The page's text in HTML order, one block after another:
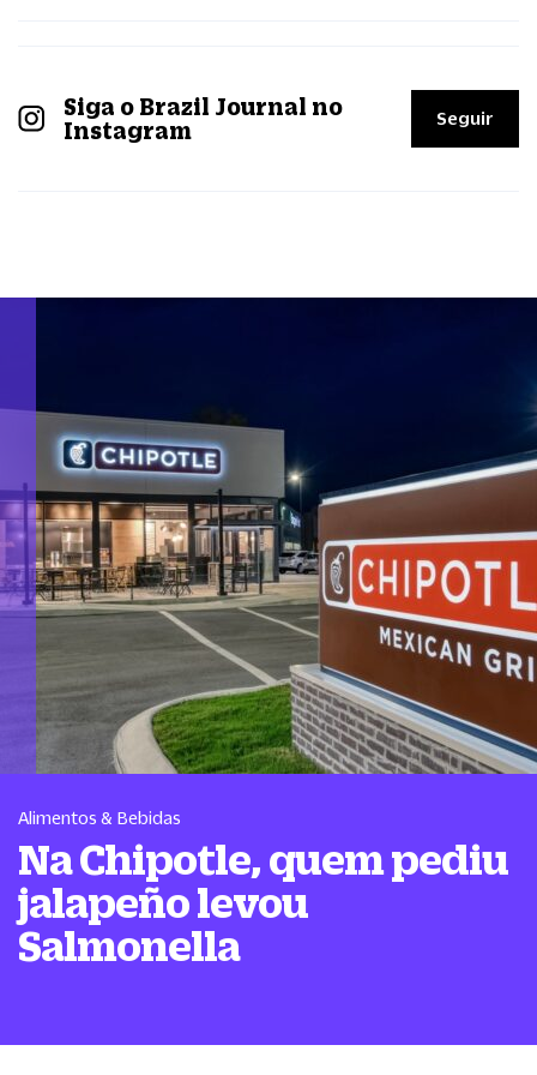
Siga o Brazil Journal no
Instagram
Seguir
Alimentos & Bebidas
Na Chipotle, quem pediu
jalapeño levou
Salmonella